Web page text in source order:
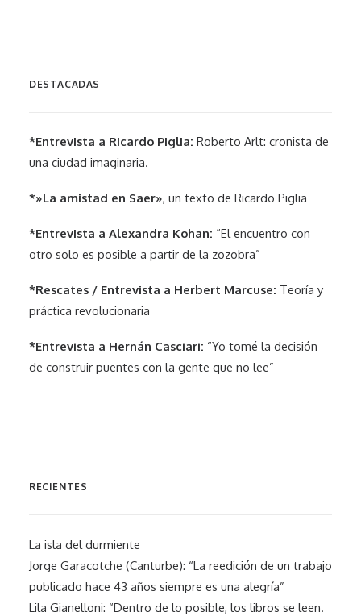
DESTACADAS
*Entrevista a Ricardo Piglia: Roberto Arlt: cronista de
una ciudad imaginaria.
*»La amistad en Saer», un texto de Ricardo Piglia
*Entrevista a Alexandra Kohan: “El encuentro con
otro solo es posible a partir de la zozobra”
*Rescates / Entrevista a Herbert Marcuse: Teoría y
práctica revolucionaria
*Entrevista a Hernán Casciari: “Yo tomé la decisión
de construir puentes con la gente que no lee”
RECIENTES
La isla del durmiente
Jorge Garacotche (Canturbe): “La reedición de un trabajo
publicado hace 43 años siempre es una alegría”
Lila Gianelloni: “Dentro de lo posible, los libros se leen.